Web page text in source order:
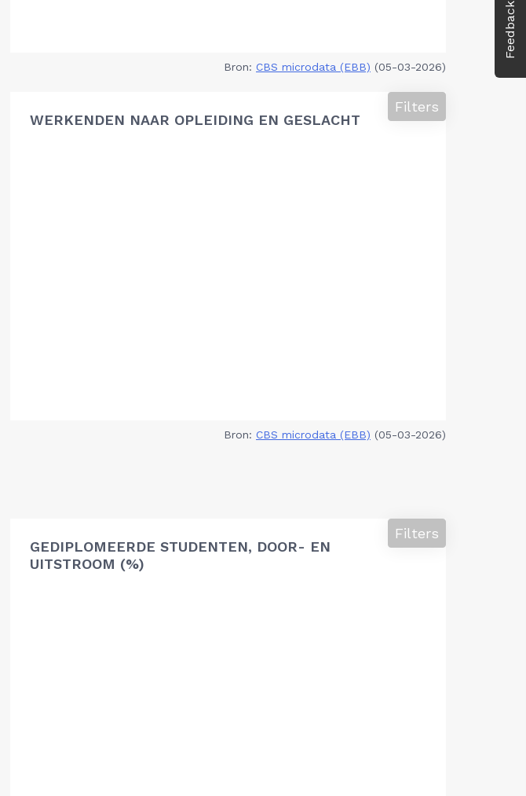
Feedback
Bron: CBS microdata (EBB) (05-03-2026)
WERKENDEN NAAR OPLEIDING EN GESLACHT
Filters
Bron: CBS microdata (EBB) (05-03-2026)
GEDIPLOMEERDE STUDENTEN, DOOR- EN
UITSTROOM (%)
Filters